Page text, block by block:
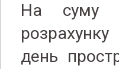
На суму
день